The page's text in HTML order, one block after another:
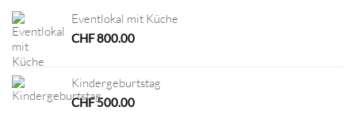
Eventlokal mit Küche
CHF800.00
Kindergeburtstag
CHF500.00